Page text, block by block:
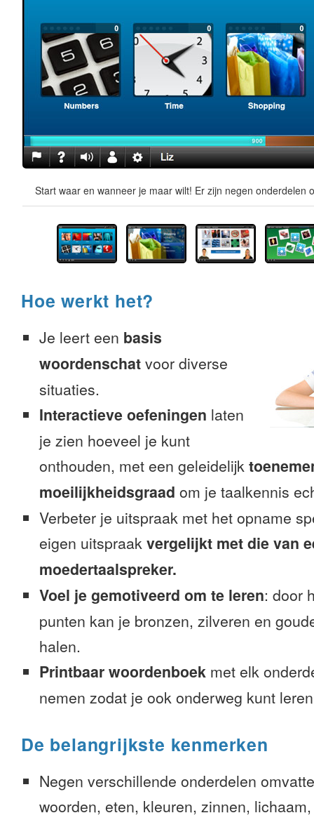
Start waar en wanneer je maar wilt! Er zijn negen onderdelen
Hoe werkt het?
Je leert een basis
woordenschat voor diverse
situaties.
Interactieve oefeningen laten
je zien hoeveel je kunt
onthouden, met een geleidelijk
moeilijkheidsgraad om je taalkennis
Verbeter je uitspraak met het opname
eigen uitspraak vergelijkt met die van
moedertaalspreker.
Voel je gemotiveerd om te leren: door
punten kan je bronzen, zilveren en
halen.
Printbaar woordenboek met elk
nemen zodat je ook onderweg kunt
De belangrijkste kenmerken
Negen verschillende onderdelen
woorden, eten, kleuren, zinnen,